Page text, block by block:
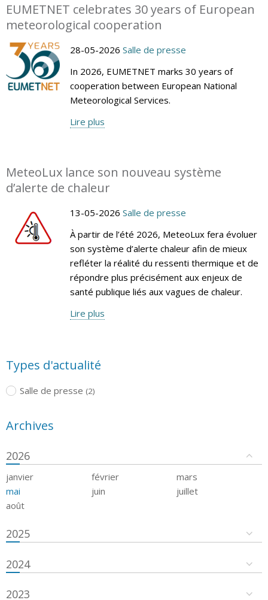
EUMETNET celebrates 30 years of European
meteorological cooperation
28-05-2026 Salle de presse
In 2026, EUMETNET marks 30 years of
cooperation between European National
Meteorological Services.
Lire plus
MeteoLux lance son nouveau système
d’alerte de chaleur
13-05-2026 Salle de presse
À partir de l’été 2026, MeteoLux fera évoluer
son système d’alerte chaleur afin de mieux
refléter la réalité du ressenti thermique et de
répondre plus précisément aux enjeux de
santé publique liés aux vagues de chaleur.
Lire plus
Types d'actualité
Salle de presse (2)
Archives
2026
janvier février
mars
mai
juin
juillet
août
2025
2024
2023